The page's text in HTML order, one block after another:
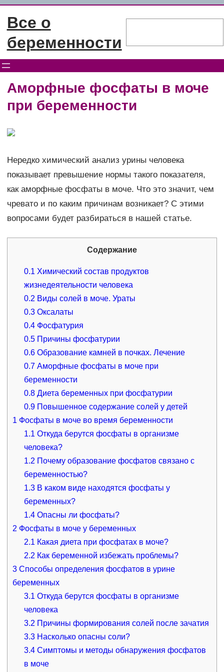
Перейти
содержимому
Все о
беременности
Аморфные фосфаты в моче
при беременности
Нередко химический анализ урины человека
показывает превышение нормы такого показателя,
как аморфные фосфаты в моче. Что это значит, чем
чревато и по каким причинам возникает? С этими
вопросами будет разбираться в нашей статье.
Содержание
0.1 Химический состав продуктов
жизнедеятельности человека
0.2 Виды солей в моче. Ураты
0.3 Оксалаты
0.4 Фосфатурия
0.5 Причины фосфатурии
0.6 Образование камней в почках. Лечение
0.7 Аморфные фосфаты в моче при
беременности
0.8 Диета беременных при фосфатурии
0.9 Повышенное содержание солей у детей
1 Фосфаты в моче во время беременности
1.1 Откуда берутся фосфаты в организме
человека?
1.2 Почему образование фосфатов связано с
беременностью?
1.3 В каком виде находятся фосфаты у
беременных?
1.4 Опасны ли фосфаты?
2 Фосфаты в моче у беременных
2.1 Какая диета при фосфатах в моче?
2.2 Как беременной избежать проблемы?
3Способы определения фосфатов в урине
беременных
3.1 Откуда берутся фосфаты в организме
человека
3.2 Причины формирования солей после зачатия
3.3 Насколько опасны соли?
3.4 Симптомы и методы обнаружения фосфатов
в моче